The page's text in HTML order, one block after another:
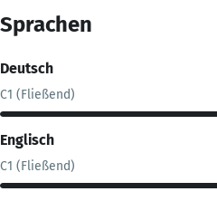
Sprachen
Deutsch
C1 (Fließend)
Englisch
C1 (Fließend)